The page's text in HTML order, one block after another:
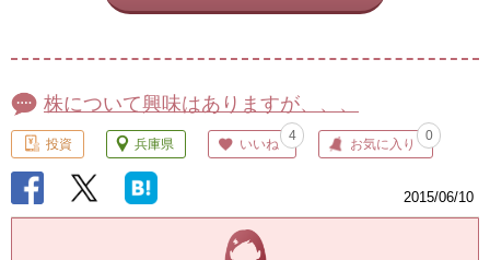
株について興味はありますが、、、
投資 兵庫県 いいね
4
お気に入り
0
2015/06/10